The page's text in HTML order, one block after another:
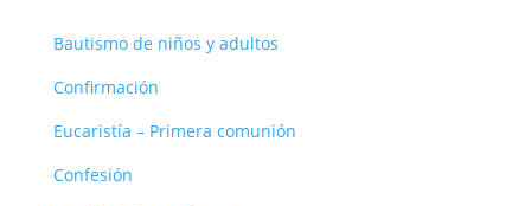
Bautismo de niños y adultos
Confirmación
Eucaristía – Primera comunión
Confesión